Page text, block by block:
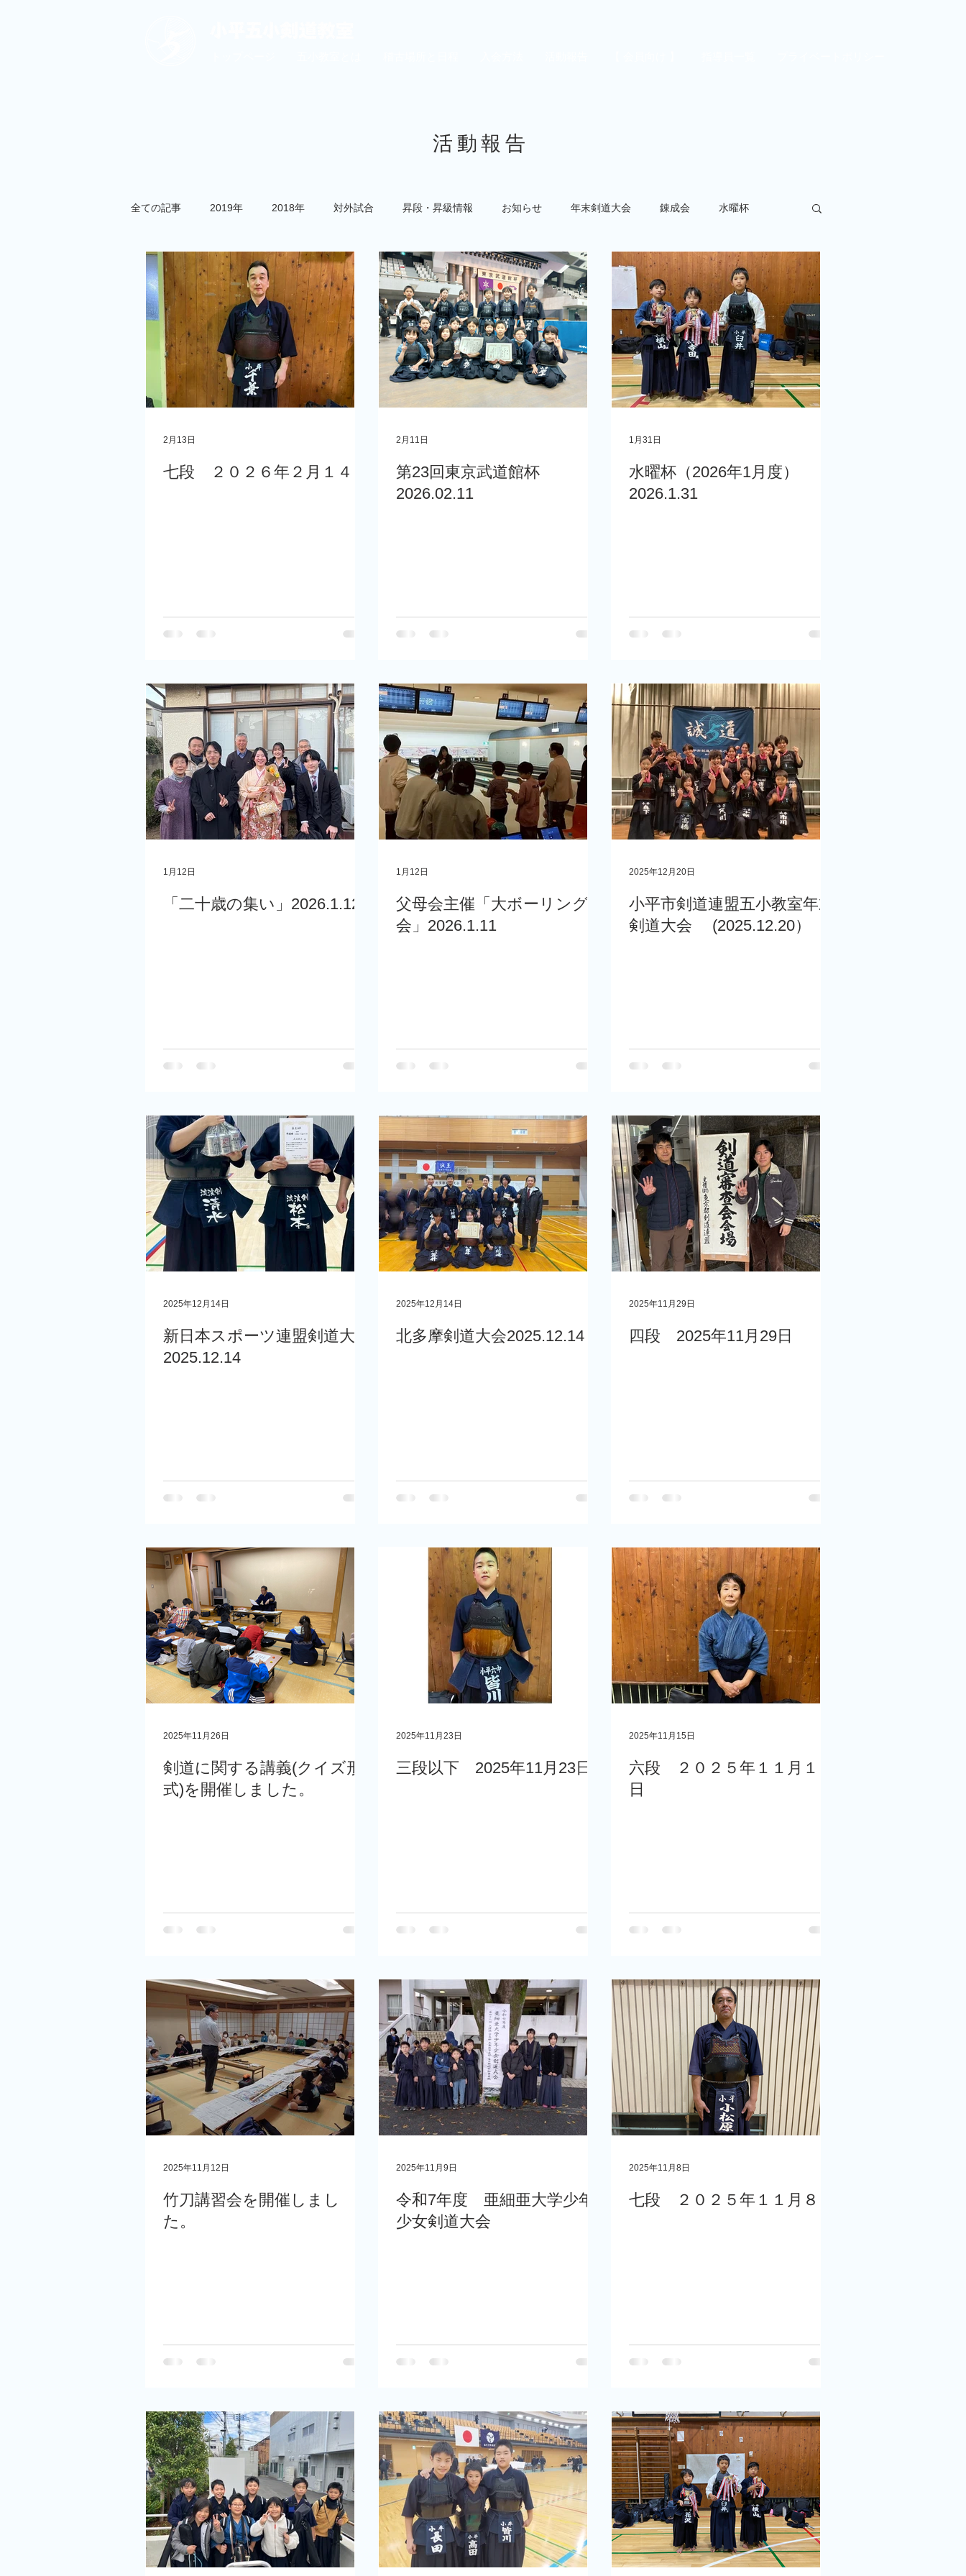
​活動報告
全ての記事 2019年 2018年 対外試合 昇段・昇級情報 お知らせ 年末剣道大会 錬成会 水曜杯
小平市剣道大会 夏合宿 対外試合
七段 ２０２６年２月１４日
2月13日
第23回東京武道館杯
2026.02.11
2月11日
水曜杯（2026年1月度）
2026.1.31
1月31日
「二十歳の集い」2026.1.12
1月12日
父母会主催「大ボーリング大
会」2026.1.11
1月12日
小平市剣道連盟五小教室年末
剣道大会 (2025.12.20）
2025年12月20日
新日本スポーツ連盟剣道大会
2025.12.14
2025年12月14日
北多摩剣道大会2025.12.14
2025年12月14日
四段 2025年11月29日
2025年11月29日
剣道に関する講義(クイズ形
式)を開催しました。
2025年11月26日
三段以下 2025年11月23日
2025年11月23日
六段 ２０２５年１１月１５
日
2025年11月15日
竹刀講習会を開催しまし
た。
2025年11月12日
令和7年度 亜細亜大学少年
少女剣道大会
2025年11月9日
七段 ２０２５年１１月８日
2025年11月8日